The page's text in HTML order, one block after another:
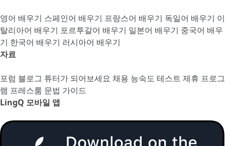
영어 배우기 스페인어 배우기 프랑스어 배우기 독일어 배우기 이
탈리아어 배우기 포르투갈어 배우기 일본어 배우기 중국어 배우
기 한국어 배우기 러시아어 배우기
자료
포럼 블로그 튜터가 되어보세요 채용 능숙도 테스트 제휴 프로그
램 프레스룸 문법 가이드
LingQ 모바일 앱